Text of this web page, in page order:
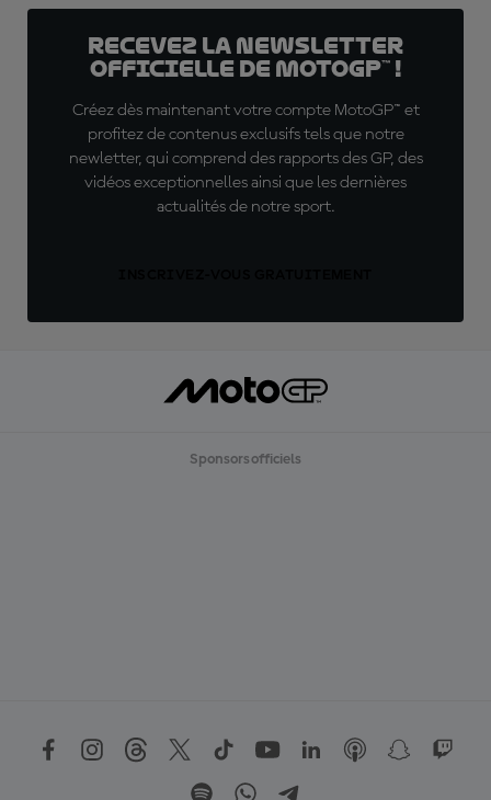
Recevez la Newsletter
officielle de MotoGP™ !
Créez dès maintenant votre compte MotoGP™ et
profitez de contenus exclusifs tels que notre
newletter, qui comprend des rapports des GP, des
vidéos exceptionnelles ainsi que les dernières
actualités de notre sport.
Sponsors officiels